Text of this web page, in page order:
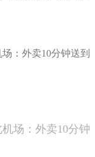
场：外卖10分钟